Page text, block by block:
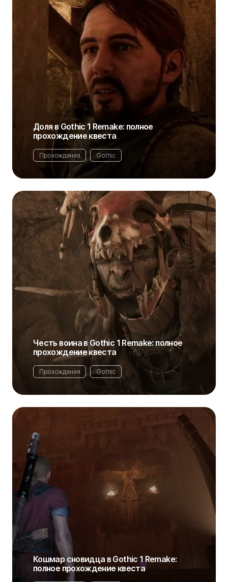
Доля в Gothic 1 Remake: полное
прохождение квеста
Прохождения Gothic
Честь воина в Gothic 1 Remake: полное
прохождение квеста
Прохождения Gothic
Кошмар сновидца в Gothic 1 Remake:
полное прохождение квеста